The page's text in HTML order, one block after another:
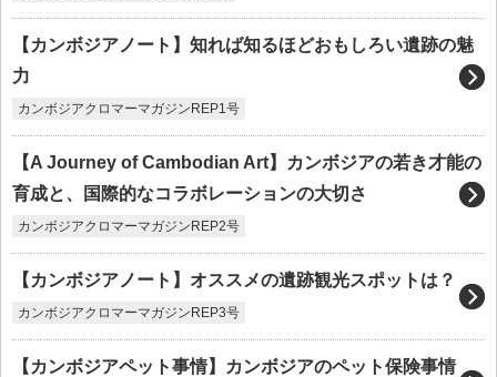
【カンボジアノート】知れば知るほどおもしろい遺跡の魅
力
カンボジアクロマーマガジンREP1号
【A Journey of Cambodian Art】カンボジアの若き才能の
育成と、国際的なコラボレーションの大切さ
カンボジアクロマーマガジンREP2号
【カンボジアノート】オススメの遺跡観光スポットは？
カンボジアクロマーマガジンREP3号
【カンボジアペット事情】カンボジアのペット保険事情